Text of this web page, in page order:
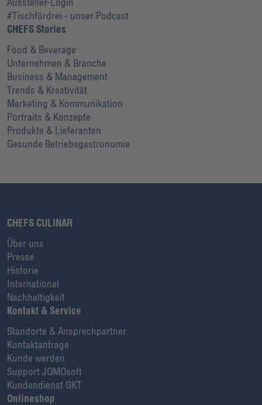
#Tischfürdrei - unser Podcast
CHEFS Stories
Food & Beverage
Unternehmen & Branche
Business & Management
Trends & Kreativität
Marketing & Kommunikation
Portraits & Konzepte
Produkte & Lieferanten
Gesunde Betriebsgastronomie
CHEFS CULINAR
Über uns
Presse
Historie
International
Nachhaltigkeit
Kontakt & Service
Standorte & Ansprechpartner
Kontaktanfrage
Kunde werden
Support JOMOsoft
Kundendienst GKT
Onlineshop